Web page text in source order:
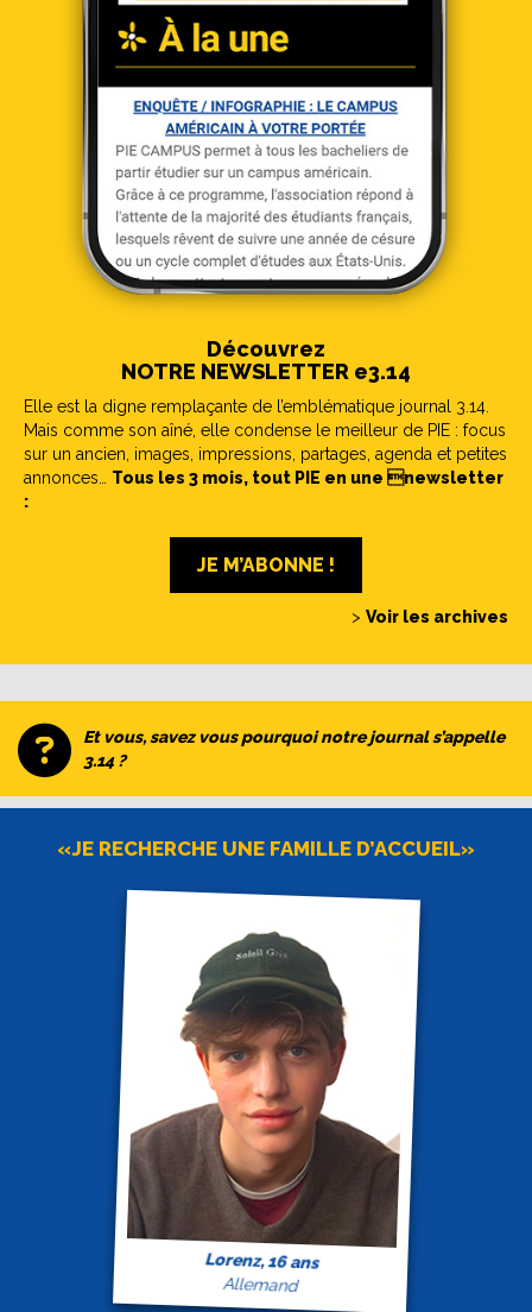
Découvrez
NOTRE NEWSLETTER e3.14
Elle est la digne remplaçante de l’emblématique journal 3.14.
Mais comme son aîné, elle condense le meilleur de PIE : focus
sur un ancien, images, impressions, partages, agenda et petites
annonces… Tous les 3 mois, tout PIE en une newsletter
:
JE M’ABONNE !
> Voir les archives
Et vous, savez vous pourquoi notre journal s’appelle
3.14 ?
«JE RECHERCHE UNE FAMILLE D’ACCUEIL»
Lorenz, 16 ans
Allemand